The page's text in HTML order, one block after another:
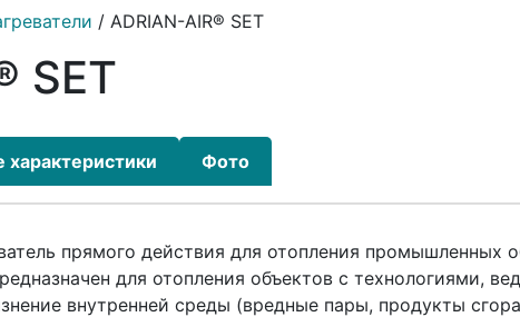
/ ADRIAN-AIR® SET
SET
характеристики Фото
прямого действия для отопления промышленных
для отопления объектов с технологиями,
внутренней среды (вредные пары, продукты